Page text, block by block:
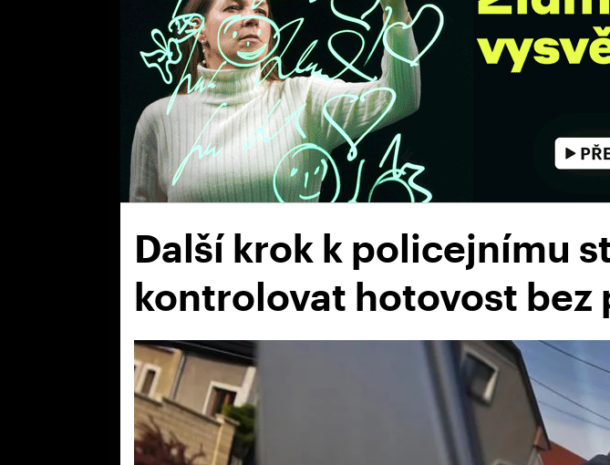
Další krok k policejnímu
kontrolovat hotovost bez